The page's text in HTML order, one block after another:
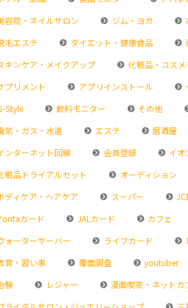
容院・ネイルサロン
ジム・ヨガ
毛エステ
ダイエット・健康食品
キンケア・メイクアップ
化粧品・コスメ
プリメント
アプリインストール
Style
飲料モニター その他
気・ガス・水道
エステ 居酒屋
ンターネット回線
会員登録 イオ
粧品トライアルセット
オーディション
ディケア・ヘアケア
スーパー
カード
JALカード カフェ
ォーターサーバー
ライフカード
育・習い事
覆面調査 youtuber
験
レジャー 漫画喫茶・ネットカ